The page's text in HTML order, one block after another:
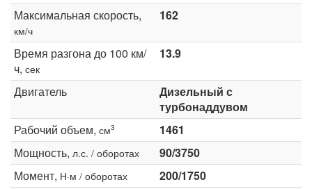
Максимальная скорость,
км/ч
162
Время разгона до 100 км/
ч, сек
13.9
Двигатель
Дизельный с
турбонаддувом
Рабочий объем, см3
1461
Мощность, л.с. / оборотах
90/3750
Момент, Н·м / оборотах
200/1750